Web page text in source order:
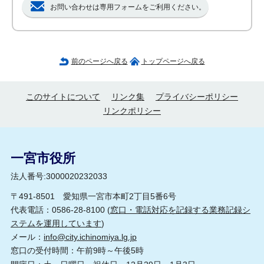
お問い合わせは専用フォームをご利用ください。
前のページへ戻る トップページへ戻る
このサイトについて リンク集
プライバシーポリシー
リンクポリシー
一宮市役所
法人番号:3000020232033
〒491-8501 愛知県一宮市本町2丁目5番6号
代表電話：0586-28-8100 (窓口・電話対応を記録する業務記録シ
ステムを運用しています)
メール： info@city.ichinomiya.lg.jp
窓口の受付時間：午前9時～午後5時